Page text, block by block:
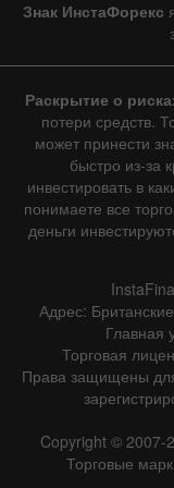
Фактическое
Подробно о
История
Дата
Знак ИнстаФорекс
Раскрытие о
потери средств.
может принести
быстро из-за
инвестировать в
понимаете все
деньги
Адрес:
Главная
Торговая
Права защищены
Copyright ©
Торговые